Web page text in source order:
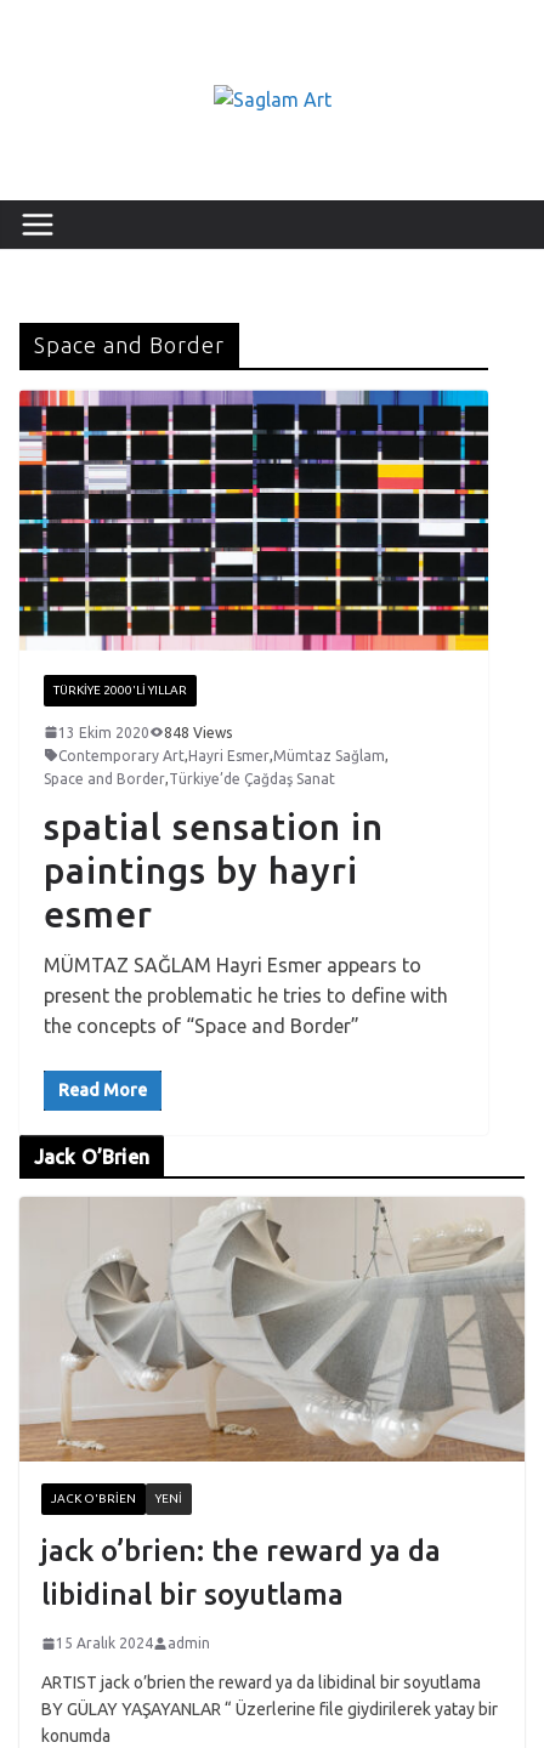
Space and Border
TÜRKIYE 2000'LI YILLAR
13 Ekim 2020
848 Views
Contemporary Art,Hayri Esmer,Mümtaz Sağlam,
Space and Border,Türkiye’de Çağdaş Sanat
spatial sensation in
paintings by hayri
esmer
MÜMTAZ SAĞLAM Hayri Esmer appears to
present the problematic he tries to define with
the concepts of “Space and Border”
Read More
Jack O’Brien
JACK O'BRIEN YENI
jack o’brien: the reward ya da
libidinal bir soyutlama
15 Aralık 2024 admin
ARTIST jack o’brien the reward ya da libidinal bir soyutlama
BY GÜLAY YAŞAYANLAR “ Üzerlerine file giydirilerek yatay bir
konumda